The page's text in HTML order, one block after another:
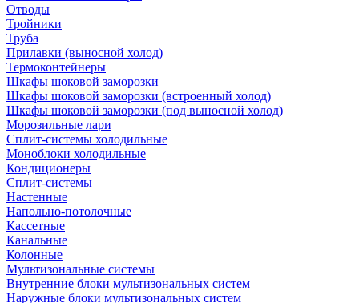
Отводы
Тройники
Труба
Прилавки (выносной холод)
Термоконтейнеры
Шкафы шоковой заморозки
Шкафы шоковой заморозки (встроенный холод)
Шкафы шоковой заморозки (под выносной холод)
Морозильные лари
Сплит-системы холодильные
Моноблоки холодильные
Кондиционеры
Сплит-системы
Настенные
Напольно-потолочные
Кассетные
Канальные
Колонные
Мультизональные системы
Внутренние блоки мультизональных систем
Наружные блоки мультизональных систем